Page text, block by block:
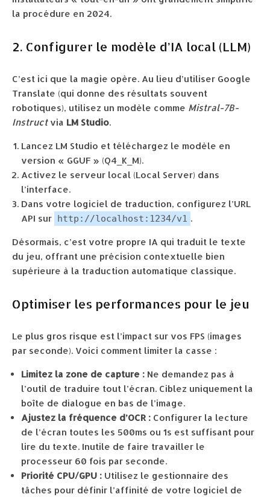
la procédure en 2024.
2. Configurer le modèle d’IA local (LLM)
C’est ici que la magie opère. Au lieu d’utiliser Google
Translate (qui donne des résultats souvent
robotiques), utilisez un modèle comme Mistral-7B-
Instructvia LM Studio.
Lancez LM Studio et téléchargez le modèle en
version « GGUF » (Q4_K_M).
Activez le serveur local (Local Server) dans
l’interface.
Dans votre logiciel de traduction, configurez l’URL
API sur http://localhost:1234/v1 .
Désormais, c’est votre propre IA qui traduit le texte
du jeu, offrant une précision contextuelle bien
supérieure à la traduction automatique classique.
Optimiser les performances pour le jeu
Le plus gros risque est l’impact sur vos FPS (images
par seconde). Voici comment limiter la casse :
Limitez la zone de capture : Ne demandez pas à
l’outil de traduire tout l’écran. Ciblez uniquement la
boîte de dialogue en bas de l’image.
Ajustez la fréquence d’OCR : Configurer la lecture
de l’écran toutes les 500ms ou 1s est suffisant pour
lire du texte. Inutile de faire travailler le
processeur 60 fois par seconde.
Priorité CPU/GPU : Utilisez le gestionnaire des
tâches pour définir l’affinité de votre logiciel de